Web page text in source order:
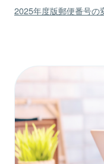
2025年度版郵便番号の